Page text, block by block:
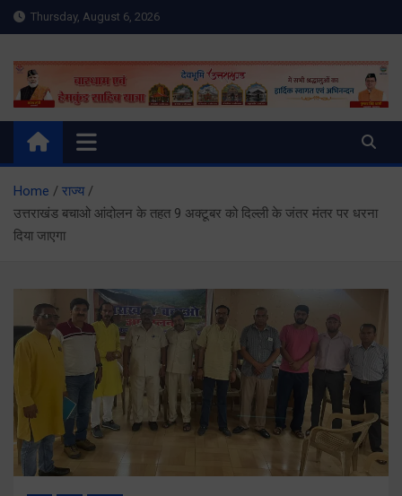
Skip
to
Thursday, August 6, 2026
Meru Raibar | Uttarakhand
News | Uttarkashi News
meruraibar.com
Home
राज्य
उत्तराखंड बचाओ आंदोलन के तहत 9 अक्टूबर को दिल्ली के जंतर मंतर पर धरना
दिया जाएगा